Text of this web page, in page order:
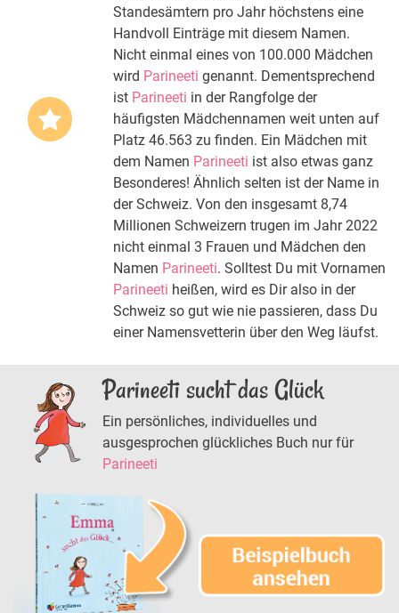
Standesämtern pro Jahr höchstens eine
Handvoll Einträge mit diesem Namen.
Nicht einmal eines von 100.000 Mädchen
wird Parineeti genannt. Dementsprechend
ist Parineeti in der Rangfolge der
häufigsten Mädchennamen weit unten auf
Platz 46.563 zu finden. Ein Mädchen mit
dem Namen Parineeti ist also etwas ganz
Besonderes! Ähnlich selten ist der Name in
der Schweiz. Von den insgesamt 8,74
Millionen Schweizern trugen im Jahr 2022
nicht einmal 3 Frauen und Mädchen den
Namen Parineeti. Solltest Du mit Vornamen
Parineeti heißen, wird es Dir also in der
Schweiz so gut wie nie passieren, dass Du
einer Namensvetterin über den Weg läufst.
Parineeti sucht das Glück
Ein persönliches, individuelles und
ausgesprochen glückliches Buch nur für
Parineeti